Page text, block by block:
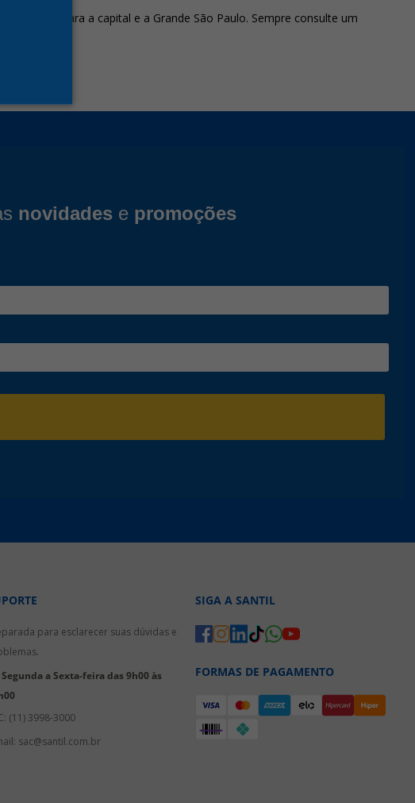
elétricos para a capital e a Grande São Paulo. Sempre consulte um
novidades e promoções
para esclarecer suas dúvidas e
Segunda a Sexta-feira das 9h00 às
(11) 3998-3000
sac@santil.com.br
SIGA A SANTIL
FORMAS DE PAGAMENTO